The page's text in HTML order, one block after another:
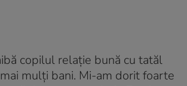
copilul relație bună cu tatăl
mulți bani. Mi-am dorit foarte